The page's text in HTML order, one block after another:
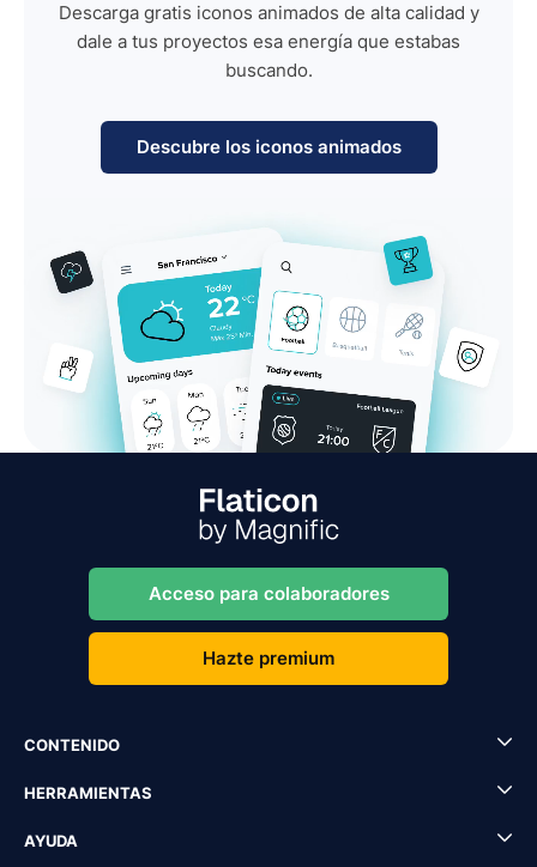
Descarga gratis iconos animados de alta calidad y
dale a tus proyectos esa energía que estabas
buscando.
Descubre los iconos animados
Acceso para colaboradores
Hazte premium
CONTENIDO
HERRAMIENTAS
AYUDA